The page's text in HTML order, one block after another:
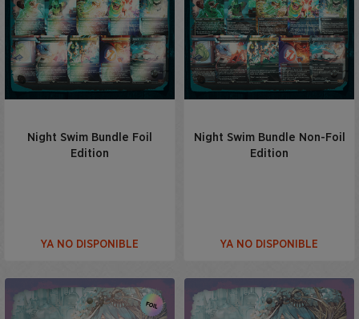
Night Swim Bundle Foil
Edition
YA NO DISPONIBLE
Night Swim Bundle Non-Foil
Edition
YA NO DISPONIBLE